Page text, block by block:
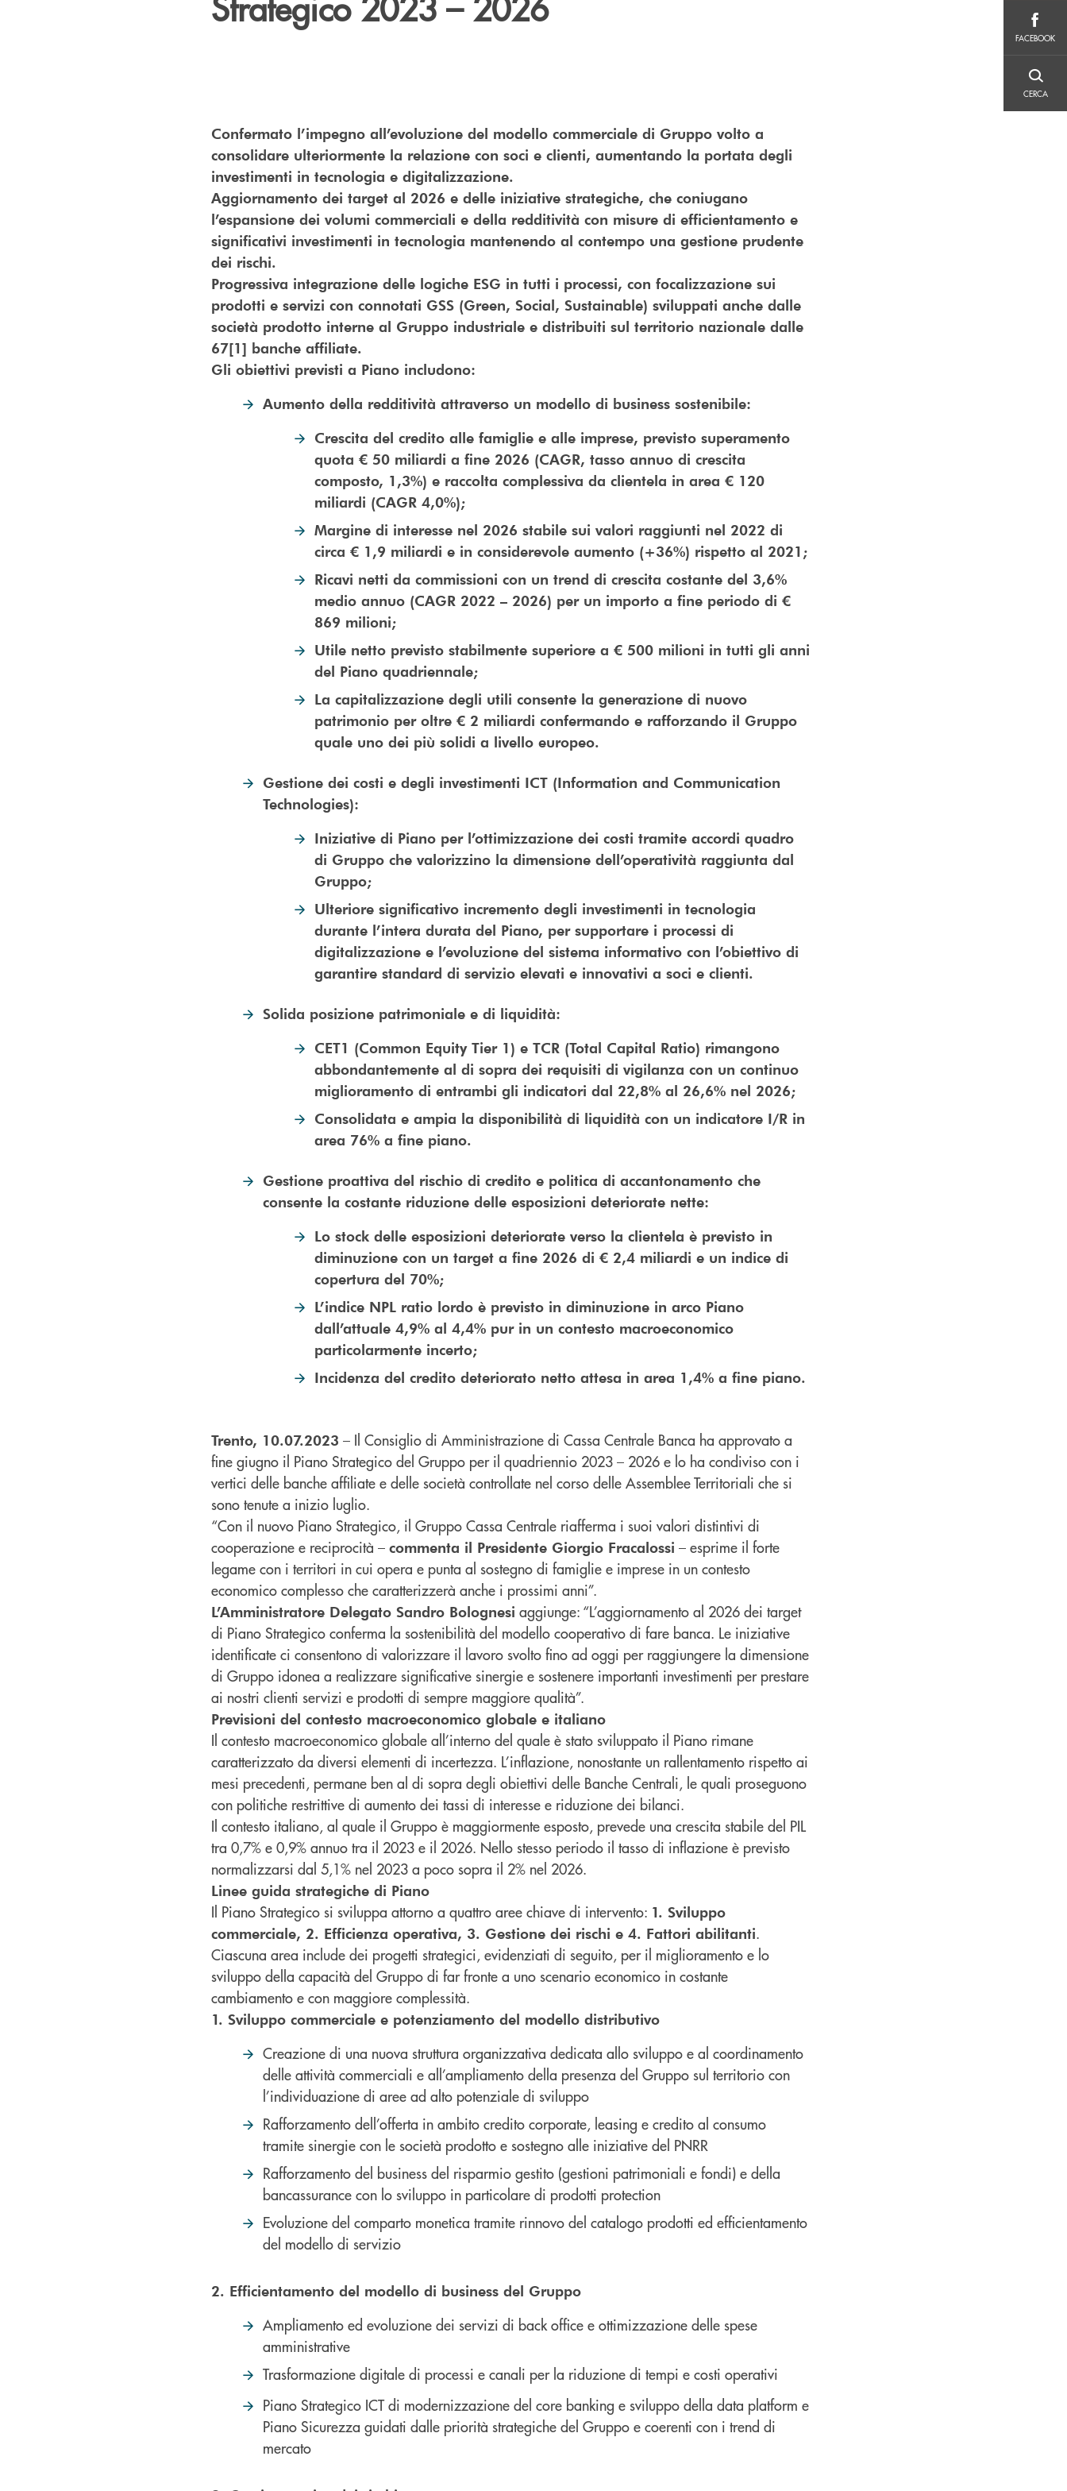
FACEBOOK
CERCA
Confermato l’impegno all’evoluzione del modello commerciale di Gruppo volto a
consolidare ulteriormente la relazione con soci e clienti, aumentando la portata degli
investimenti in tecnologia e digitalizzazione.
Aggiornamento dei target al 2026 e delle iniziative strategiche, che coniugano
l’espansione dei volumi commerciali e della redditività con misure di efficientamento e
significativi investimenti in tecnologia mantenendo al contempo una gestione prudente
dei rischi.
Progressiva integrazione delle logiche ESG in tutti i processi, con focalizzazione sui
prodotti e servizi con connotati GSS (Green, Social, Sustainable) sviluppati anche dalle
società prodotto interne al Gruppo industriale e distribuiti sul territorio nazionale dalle
67[1] banche affiliate.
Gli obiettivi previsti a Piano includono:
Aumento della redditività attraverso un modello di business sostenibile:
Crescita del credito alle famiglie e alle imprese, previsto superamento
quota € 50 miliardi a fine 2026 (CAGR, tasso annuo di crescita
composto, 1,3%) e raccolta complessiva da clientela in area € 120
miliardi (CAGR 4,0%);
Margine di interesse nel 2026 stabile sui valori raggiunti nel 2022 di
circa € 1,9 miliardi e in considerevole aumento (+36%) rispetto al 2021;
Ricavi netti da commissioni con un trend di crescita costante del 3,6%
medio annuo (CAGR 2022 – 2026) per un importo a fine periodo di €
869 milioni;
Utile netto previsto stabilmente superiore a € 500 milioni in tutti gli anni
del Piano quadriennale;
La capitalizzazione degli utili consente la generazione di nuovo
patrimonio per oltre € 2 miliardi confermando e rafforzando il Gruppo
quale uno dei più solidi a livello europeo.
Gestione dei costi e degli investimenti ICT (Information and Communication
Technologies):
Iniziative di Piano per l’ottimizzazione dei costi tramite accordi quadro
di Gruppo che valorizzino la dimensione dell’operatività raggiunta dal
Gruppo;
Ulteriore significativo incremento degli investimenti in tecnologia
durante l’intera durata del Piano, per supportare i processi di
digitalizzazione e l’evoluzione del sistema informativo con l’obiettivo di
garantire standard di servizio elevati e innovativi a soci e clienti.
Solida posizione patrimoniale e di liquidità:
CET1 (Common Equity Tier 1) e TCR (Total Capital Ratio) rimangono
abbondantemente al di sopra dei requisiti di vigilanza con un continuo
miglioramento di entrambi gli indicatori dal 22,8% al 26,6% nel 2026;
Consolidata e ampia la disponibilità di liquidità con un indicatore I/R in
area 76% a fine piano.
Gestione proattiva del rischio di credito e politica di accantonamento che
consente la costante riduzione delle esposizioni deteriorate nette:
Lo stock delle esposizioni deteriorate verso la clientela è previsto in
diminuzione con un target a fine 2026 di € 2,4 miliardi e un indice di
copertura del 70%;
L’indice NPL ratio lordo è previsto in diminuzione in arco Piano
dall’attuale 4,9% al 4,4% pur in un contesto macroeconomico
particolarmente incerto;
Incidenza del credito deteriorato netto attesa in area 1,4% a fine piano.
Trento, 10.07.2023 – Il Consiglio di Amministrazione di Cassa Centrale Banca ha approvato a
fine giugno il Piano Strategico del Gruppo per il quadriennio 2023 – 2026 e lo ha condiviso con i
vertici delle banche affiliate e delle società controllate nel corso delle Assemblee Territoriali che si
sono tenute a inizio luglio.
“Con il nuovo Piano Strategico, il Gruppo Cassa Centrale riafferma i suoi valori distintivi di
cooperazione e reciprocità – commenta il Presidente Giorgio Fracalossi – esprime il forte
legame con i territori in cui opera e punta al sostegno di famiglie e imprese in un contesto
economico complesso che caratterizzerà anche i prossimi anni”.
L’Amministratore Delegato Sandro Bolognesi aggiunge: “L’aggiornamento al 2026 dei target
di Piano Strategico conferma la sostenibilità del modello cooperativo di fare banca. Le iniziative
identificate ci consentono di valorizzare il lavoro svolto fino ad oggi per raggiungere la dimensione
di Gruppo idonea a realizzare significative sinergie e sostenere importanti investimenti per prestare
ai nostri clienti servizi e prodotti di sempre maggiore qualità”.
Previsioni del contesto macroeconomico globale e italiano
Il contesto macroeconomico globale all’interno del quale è stato sviluppato il Piano rimane
caratterizzato da diversi elementi di incertezza. L’inflazione, nonostante un rallentamento rispetto ai
mesi precedenti, permane ben al di sopra degli obiettivi delle Banche Centrali, le quali proseguono
con politiche restrittive di aumento dei tassi di interesse e riduzione dei bilanci.
Il contesto italiano, al quale il Gruppo è maggiormente esposto, prevede una crescita stabile del PIL
tra 0,7% e 0,9% annuo tra il 2023 e il 2026. Nello stesso periodo il tasso di inflazione è previsto
normalizzarsi dal 5,1% nel 2023 a poco sopra il 2% nel 2026.
Linee guida strategiche di Piano
Il Piano Strategico si sviluppa attorno a quattro aree chiave di intervento: 1. Sviluppo
commerciale, 2. Efficienza operativa, 3. Gestione dei rischi e 4. Fattori abilitanti.
Ciascuna area include dei progetti strategici, evidenziati di seguito, per il miglioramento e lo
sviluppo della capacità del Gruppo di far fronte a uno scenario economico in costante
cambiamento e con maggiore complessità.
1. Sviluppo commerciale e potenziamento del modello distributivo
Creazione di una nuova struttura organizzativa dedicata allo sviluppo e al coordinamento
delle attività commerciali e all’ampliamento della presenza del Gruppo sul territorio con
l’individuazione di aree ad alto potenziale di sviluppo
Rafforzamento dell’offerta in ambito credito corporate, leasing e credito al consumo
tramite sinergie con le società prodotto e sostegno alle iniziative del PNRR
Rafforzamento del business del risparmio gestito (gestioni patrimoniali e fondi) e della
bancassurance con lo sviluppo in particolare di prodotti protection
Evoluzione del comparto monetica tramite rinnovo del catalogo prodotti ed efficientamento
del modello di servizio
2. Efficientamento del modello di business del Gruppo
Ampliamento ed evoluzione dei servizi di back office e ottimizzazione delle spese
amministrative
Trasformazione digitale di processi e canali per la riduzione di tempi e costi operativi
Piano Strategico ICT di modernizzazione del core banking e sviluppo della data platform e
Piano Sicurezza guidati dalle priorità strategiche del Gruppo e coerenti con i trend di
mercato